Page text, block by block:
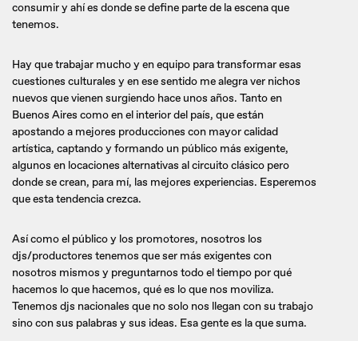
consumir y ahí es donde se define parte de la escena que
tenemos.
Hay que trabajar mucho y en equipo para transformar esas
cuestiones culturales y en ese sentido me alegra ver nichos
nuevos que vienen surgiendo hace unos años. Tanto en
Buenos Aires como en el interior del país, que están
apostando a mejores producciones con mayor calidad
artística, captando y formando un público más exigente,
algunos en locaciones alternativas al circuito clásico pero
donde se crean, para mí, las mejores experiencias. Esperemos
que esta tendencia crezca.
Así como el público y los promotores, nosotros los
djs/productores tenemos que ser más exigentes con
nosotros mismos y preguntarnos todo el tiempo por qué
hacemos lo que hacemos, qué es lo que nos moviliza.
Tenemos djs nacionales que no solo nos llegan con su trabajo
sino con sus palabras y sus ideas. Esa gente es la que suma.